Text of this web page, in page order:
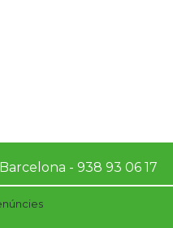
- 938 93 06 17